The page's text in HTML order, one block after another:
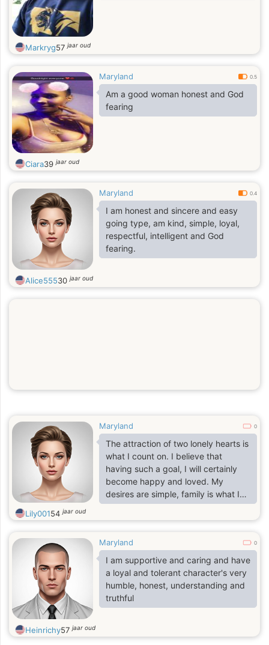
Markryg57jaar oud
Maryland 0.5
Am a good woman honest and God
fearing
Ciara39jaar oud
Maryland 0.4
I am honest and sincere and easy
going type, am kind, simple, loyal,
respectful, intelligent and God
fearing.
Alice55530jaar oud
Maryland 0
The attraction of two lonely hearts is
what I count on. I believe that
having such a goal, I will certainly
become happy and loved. My
desires are simple, family is what I
need. I am a loving, kind and sincere
lady, I want to find my soulmate. I
to find a beautiful and worthy man.
Lily00154jaar oud
Maryland 0
I am supportive and caring and have
a loyal and tolerant character's very
humble, honest, understanding and
truthful
Heinrichy57jaar oud